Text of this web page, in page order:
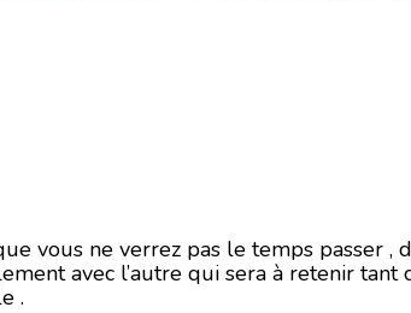
vous ne verrez pas le temps passer ,
avec l’autre qui sera à retenir tant
.